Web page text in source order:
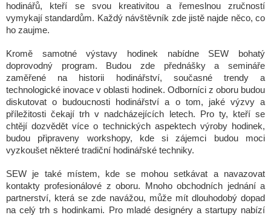
hodinářů, kteří se svou kreativitou a řemeslnou zručností
vymykají standardům. Každý návštěvník zde jistě najde něco, co
ho zaujme.
Kromě samotné výstavy hodinek nabídne SEW bohatý
doprovodný program. Budou zde přednášky a semináře
zaměřené na historii hodinářství, současné trendy a
technologické inovace v oblasti hodinek. Odborníci z oboru budou
diskutovat o budoucnosti hodinářství a o tom, jaké výzvy a
příležitosti čekají trh v nadcházejících letech. Pro ty, kteří se
chtějí dozvědět více o technických aspektech výroby hodinek,
budou připraveny workshopy, kde si zájemci budou moci
vyzkoušet některé tradiční hodinářské techniky.
SEW je také místem, kde se mohou setkávat a navazovat
kontakty profesionálové z oboru. Mnoho obchodních jednání a
partnerství, která se zde navážou, může mít dlouhodobý dopad
na celý trh s hodinkami. Pro mladé designéry a startupy nabízí